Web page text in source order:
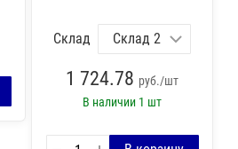
Склад
1 724.78 руб./шт
В наличии 1 шт